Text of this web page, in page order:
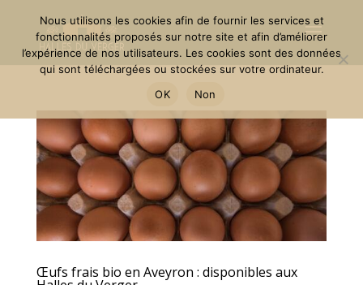
Œufs frais bio en Aveyron : disponibles aux
Nous utilisons les cookies afin de fournir les services et
fonctionnalités proposés sur notre site et afin d’améliorer
l’expérience de nos utilisateurs. Les cookies sont des données
qui sont téléchargées ou stockées sur votre ordinateur.
OK
Non